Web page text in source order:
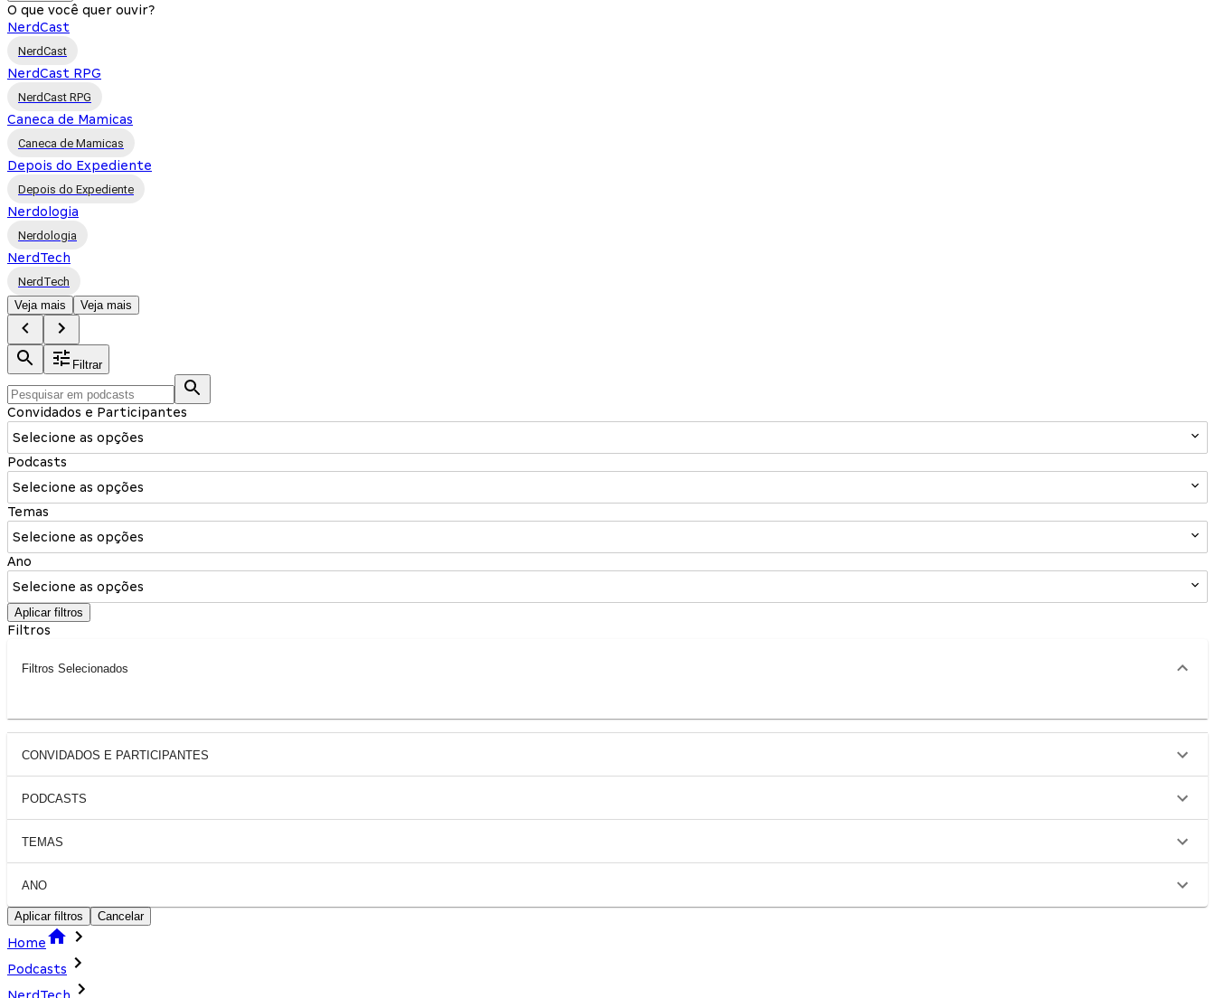
O que você quer ouvir?
NerdCast
NerdCast
NerdCast RPG
NerdCast RPG
Caneca de Mamicas
Caneca de Mamicas
Depois do Expediente
Depois do Expediente
Nerdologia
Nerdologia
NerdTech
NerdTech
Veja mais
Veja mais
Filtrar
Convidados e Participantes
Selecione as opções
Podcasts
Selecione as opções
Temas
Selecione as opções
Ano
Selecione as opções
Aplicar filtros
Filtros
Filtros Selecionados
CONVIDADOS E PARTICIPANTES
PODCASTS
TEMAS
ANO
Aplicar filtros Cancelar
Home
Podcasts